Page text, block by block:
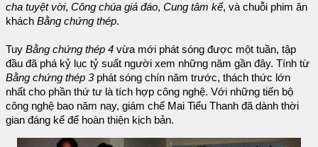
cha tuyệt vời, Công chúa giá đáo, Cung tâm kế, và chuỗi phim ăn
khách Bằng chứng thép.
Tuy Bằng chứng thép 4 vừa mới phát sóng được một tuần, tập
đầu đã phá kỷ lục tỷ suất người xem những năm gần đây. Tính từ
Bằng chứng thép 3 phát sóng chín năm trước, thách thức lớn
nhất cho phần thứ tư là tích hợp công nghệ. Với những tiến bộ
công nghệ bao năm nay, giám chế Mai Tiểu Thanh đã dành thời
gian đáng kể để hoàn thiện kịch bản.